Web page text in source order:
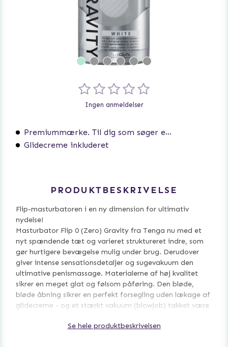
Premiummærke. Til dig som søger ekstra høj kvalitet.
Glidecreme inkluderet
Ingen anmeldelser
PRODUKTBESKRIVELSE
Flip-masturbatoren i en ny dimension for ultimativ
nydelse!
Masturbator Flip 0 (Zero) Gravity fra Tenga nu med et
nyt spændende tæt og varieret struktureret indre, som
gør hurtigere bevægelse mulig under brug. Derudover
giver intense sensationsdetaljer og sugevakuum den
ultimative penismassage. Materialerne af høj kvalitet
sikrer en meget glat og følsom påføring. Den bløde,
bløde åbning sikrer en perfekt forsegling uden lækage af
glidecreme - og et stærkt vakuum (blowjob) takket være
og varieres ved at lægge pres på sidefladerne.
Se hele produktbeskrivelsen